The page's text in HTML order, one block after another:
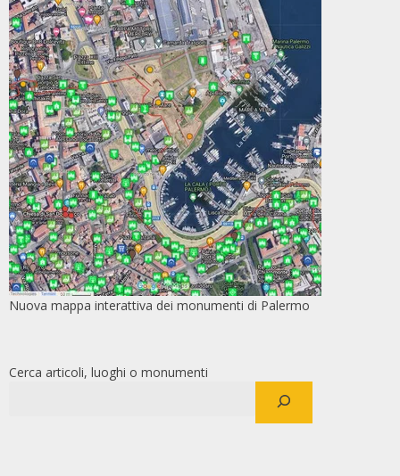
Nuova mappa interattiva dei monumenti di Palermo
Cerca articoli, luoghi o monumenti